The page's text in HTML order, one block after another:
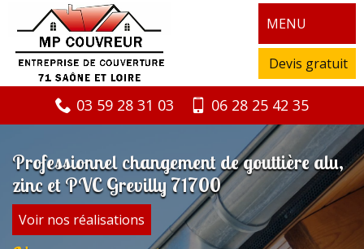
MENU
Devis gratuit
03 59 28 31 03 06 28 25 42 35
Professionnel changement de gouttière alu,
zinc et PVC Grevilly 71700
Voir nos réalisations